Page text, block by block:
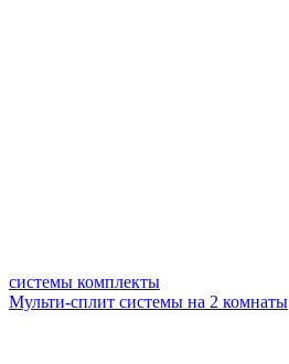
системы комплекты
Мульти-сплит системы на 2 комнаты